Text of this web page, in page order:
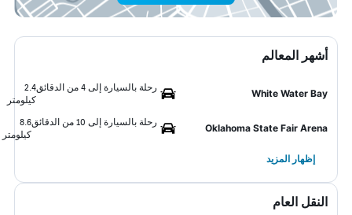
أشهر المعالم
White Water Bay
رحلة بالسيارة إلى 4 من الدقائق
2.4
كيلومتر
Oklahoma State Fair Arena
رحلة بالسيارة إلى 10 من الدقائق
8.6
كيلومتر
إظهار المزيد
النقل العام